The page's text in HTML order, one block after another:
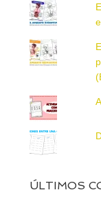
ÚLTIMOS